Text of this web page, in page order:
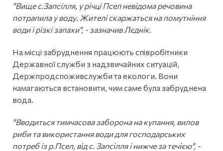
"Вище с.Запсілля, у річці Псел невідома речовина
потрапила у воду. Жителі скаржаться на помутніння
води і різкі запахи", - зазначив Лєднік.
На місці забруднення працюють співробітники
Державної служби з надзвичайних ситуацій,
Держпродспоживслужби та екологи. Вони
намагаються встановити, чим саме була забруднена
вода.
"Вводиться тимчасова заборона на купання, вилов
риби та використання води для господарських
потреб із р.Псел, від с. Запсілля і нижче за течією", -